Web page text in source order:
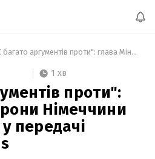
"Є багато аргументів проти": глава Міноборони Німеччини сумнівається у передачі Україні Taurus
1 хв
проти":
Німеччини
передачі